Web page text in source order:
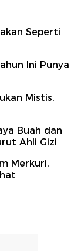
Seperti
Ini Punya
Mistis,
Buah dan
Ahli Gizi
Merkuri,